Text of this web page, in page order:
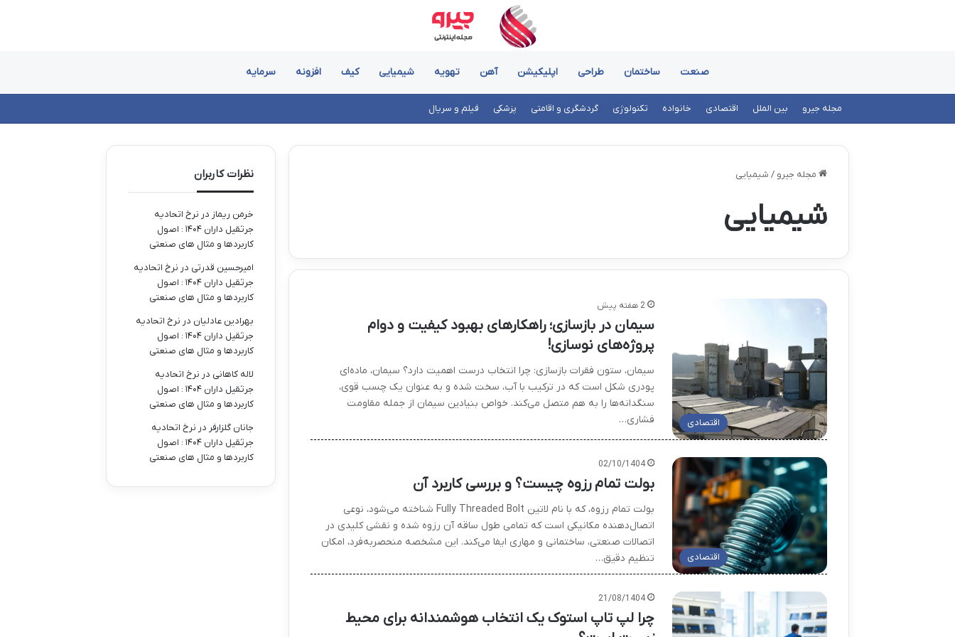
صنعت ساختمان طراحی اپلیکیشن آهن تهویه شیمیایی کیف افزونه سرمایه
مجله جیرو بین الملل اقتصادی خانواده تکنولوژی گردشگری و اقامتی پزشکی فیلم و سریال
مجله جیرو / شیمیایی
شیمیایی
اقتصادی
2 هفته پیش
سیمان در بازسازی؛ راهکارهای بهبود کیفیت و دوام
پروژه‌های نوسازی!
سیمان، ستون فقرات بازسازی: چرا انتخاب درست اهمیت دارد؟ سیمان، ماده‌ای
پودری شکل است که در ترکیب با آب، سخت شده و به عنوان یک چسب قوی،
سنگدانه‌ها را به هم متصل می‌کند. خواص بنیادین سیمان از جمله مقاومت
فشاری…
اقتصادی
02/10/1404
بولت تمام رزوه چیست؟ و بررسی کاربرد آن
بولت تمام رزوه، که با نام لاتین Fully Threaded Bolt شناخته می‌شود، نوعی
اتصال‌دهنده مکانیکی است که تمامی طول ساقه آن رزوه شده و نقشی کلیدی در
اتصالات صنعتی، ساختمانی و مهاری ایفا می‌کند. این مشخصه منحصربه‌فرد، امکان
تنظیم دقیق…
21/08/1404
چرا لپ تاپ استوک یک انتخاب هوشمندانه برای محیط
نظرات کاربران
خرمن ریماز در نرخ اتحادیه
جرثقیل داران ۱۴۰۴ : اصول
کاربردها و مثال های صنعتی
امیرحسین قدرتی در نرخ اتحادیه
جرثقیل داران ۱۴۰۴ : اصول
کاربردها و مثال های صنعتی
بهرادین عادلیان در نرخ اتحادیه
جرثقیل داران ۱۴۰۴ : اصول
کاربردها و مثال های صنعتی
لاله کاهانی در نرخ اتحادیه
جرثقیل داران ۱۴۰۴ : اصول
کاربردها و مثال های صنعتی
جانان گلزارفر در نرخ اتحادیه
جرثقیل داران ۱۴۰۴ : اصول
کاربردها و مثال های صنعتی